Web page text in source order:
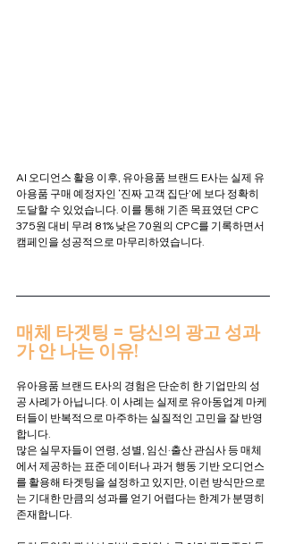
AI 오디언스 활용 이후, 유아용품 브랜드 E사는 실제 유
아용품 구매 예정자인 ‘진짜 고객 집단’에 보다 정확히
도달할 수 있었습니다. 이를 통해 기존 목표였던 CPC
375원 대비 무려 81% 낮은 70원의 CPC를 기록하면서
캠페인을 성공적으로 마무리하였습니다.
매체 타겟팅 = 당신의 광고 성과
가 안 나는 이유!
유아용품 브랜드 E사의 경험은 단순히 한 기업만의 성
공 사례가 아닙니다. 이 사례는 실제로 유아동업계 마케
터들이 반복적으로 마주하는 실질적인 고민을 잘 반영
합니다.
많은 실무자들이 연령, 성별, 임신·출산 관심사 등 매체
에서 제공하는 표준 데이터나 과거 행동 기반 오디언스
를 활용해 타겟팅을 설정하고 있지만, 이런 방식만으로
는 기대한 만큼의 성과를 얻기 어렵다는 한계가 분명히
존재합니다.